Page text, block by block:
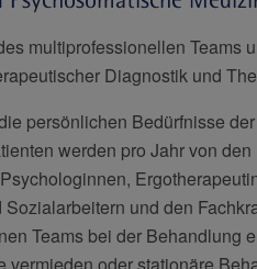
multiprofessionellen Teams
Diagnostik und
persönlichen Bedürfnisse
werden pro Jahr von
und den
Teams bei der Behandlung